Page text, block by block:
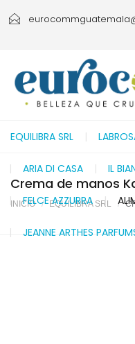
EQUILIBRA SRL
ARIA DI CASA IL
FELCE AZZURRA
JEANNE ARTHES
Crema de manos
INICIO EQUILIBRA SRL